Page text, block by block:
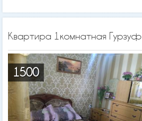
Квартира 1комнатная Гурзуф
1500